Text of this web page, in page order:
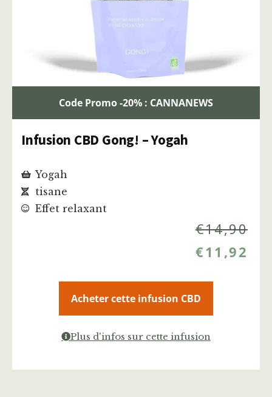
Code Promo -20% : CANNANEWS
Infusion CBD Gong! – Yogah
Yogah
tisane
Effet relaxant
€14,90
€11,92
Acheter cette infusion CBD
Plus d'infos sur cette infusion